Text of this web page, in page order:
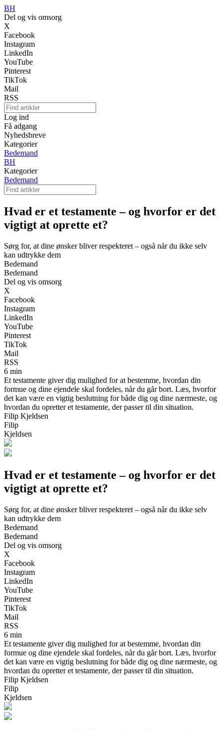
BH
Del og vis omsorg
X
Facebook
Instagram
LinkedIn
YouTube
Pinterest
TikTok
Mail
RSS
Log ind
Få adgang
Nyhedsbreve
Kategorier
Bedemand
BH
Kategorier
Bedemand
Hvad er et testamente – og hvorfor er det
vigtigt at oprette et?
Sørg for, at dine ønsker bliver respekteret – også når du ikke selv
kan udtrykke dem
Bedemand
Bedemand
Del og vis omsorg
X
Facebook
Instagram
LinkedIn
YouTube
Pinterest
TikTok
Mail
RSS
6 min
Et testamente giver dig mulighed for at bestemme, hvordan din
formue og dine ejendele skal fordeles, når du går bort. Læs, hvorfor
det kan være en vigtig beslutning for både dig og dine nærmeste, og
hvordan du opretter et testamente, der passer til din situation.
Filip Kjeldsen
Filip
Kjeldsen
Hvad er et testamente – og hvorfor er det
vigtigt at oprette et?
Sørg for, at dine ønsker bliver respekteret – også når du ikke selv
kan udtrykke dem
Bedemand
Bedemand
Del og vis omsorg
X
Facebook
Instagram
LinkedIn
YouTube
Pinterest
TikTok
Mail
RSS
6 min
Et testamente giver dig mulighed for at bestemme, hvordan din
formue og dine ejendele skal fordeles, når du går bort. Læs, hvorfor
det kan være en vigtig beslutning for både dig og dine nærmeste, og
hvordan du opretter et testamente, der passer til din situation.
Filip Kjeldsen
Filip
Kjeldsen